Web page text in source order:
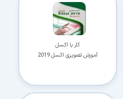
کار با اکسل
آموزش تصویری اکسل 2019